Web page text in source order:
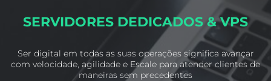
SERVIDORES DEDICADOS & VPS
Ser digital em todas as suas operações significa avançar
com velocidade, agilidade e Escale para atender clientes de
maneiras sem precedentes